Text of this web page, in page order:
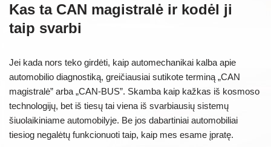
Kas ta CAN magistralė ir kodėl ji
taip svarbi
Jei kada nors teko girdėti, kaip automechanikai kalba apie
automobilio diagnostiką, greičiausiai sutikote terminą „CAN
magistralė” arba „CAN-BUS”. Skamba kaip kažkas iš kosmoso
technologijų, bet iš tiesų tai viena iš svarbiausių sistemų
šiuolaikiniame automobilyje. Be jos dabartiniai automobiliai
tiesiog negalėtų funkcionuoti taip, kaip mes esame įpratę.